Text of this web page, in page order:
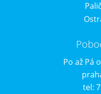
Po až Pá
tel: